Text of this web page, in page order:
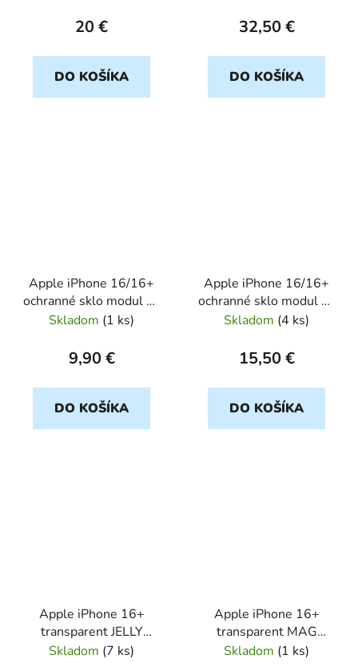
20 €
DO KOŠÍKA
32,50 €
DO KOŠÍKA
Apple iPhone 16/16+
ochranné sklo modul na
kameru
Skladom (1 ks)
9,90 €
DO KOŠÍKA
Apple iPhone 16/16+
ochranné sklo modul na
kameru metal GUESS
Skladom (4 ks)
15,50 €
DO KOŠÍKA
Apple iPhone 16+
transparent JELLY
ROAR
Skladom (7 ks)
Apple iPhone 16+
transparent MAG
COVER CAM Protect
Skladom (1 ks)